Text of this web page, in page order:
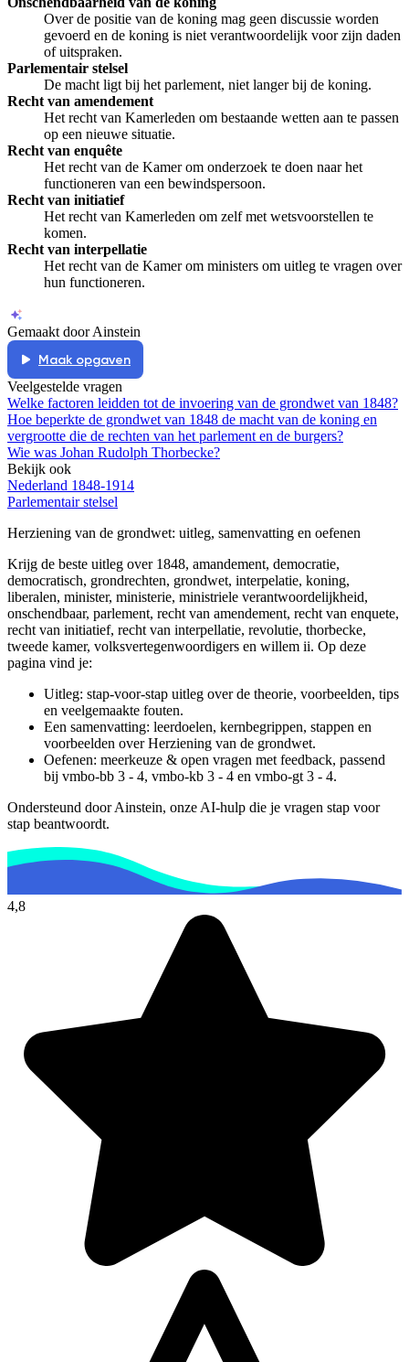
Over de positie van de koning mag geen discussie worden
gevoerd en de koning is niet verantwoordelijk voor zijn daden
of uitspraken.
Parlementair stelsel
De macht ligt bij het parlement, niet langer bij de koning.
Recht van amendement
Het recht van Kamerleden om bestaande wetten aan te passen
op een nieuwe situatie.
Recht van enquête
Het recht van de Kamer om onderzoek te doen naar het
functioneren van een bewindspersoon.
Recht van initiatief
Het recht van Kamerleden om zelf met wetsvoorstellen te
komen.
Recht van interpellatie
Het recht van de Kamer om ministers om uitleg te vragen over
hun functioneren.
Gemaakt door Ainstein
Maak opgaven
Veelgestelde vragen
Welke factoren leidden tot de invoering van de grondwet van 1848?
Hoe beperkte de grondwet van 1848 de macht van de koning en
vergrootte die de rechten van het parlement en de burgers?
Wie was Johan Rudolph Thorbecke?
Bekijk ook
Nederland 1848-1914
Parlementair stelsel
Herziening van de grondwet: uitleg, samenvatting en oefenen
Krijg de beste uitleg over 1848, amandement, democratie,
democratisch, grondrechten, grondwet, interpelatie, koning,
liberalen, minister, ministerie, ministriele verantwoordelijkheid,
onschendbaar, parlement, recht van amendement, recht van enquete,
recht van initiatief, recht van interpellatie, revolutie, thorbecke,
tweede kamer, volksvertegenwoordigers en willem ii. Op deze
pagina vind je:
Uitleg: stap-voor-stap uitleg over de theorie, voorbeelden, tips
en veelgemaakte fouten.
Een samenvatting: leerdoelen, kernbegrippen, stappen en
voorbeelden overHerziening van de grondwet.
Oefenen: meerkeuze & open vragen met feedback, passend
bij vmbo-bb 3 - 4, vmbo-kb 3 - 4 en vmbo-gt 3 - 4.
Ondersteund door Ainstein, onze AI-hulp die je vragen stap voor
stap beantwoordt.
4,8